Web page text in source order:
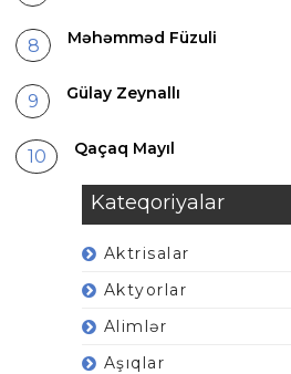
Məhəmməd Füzuli
Gülay Zeynallı
Qaçaq Mayıl
Kateqoriyalar
Aktrisalar
Aktyorlar
Alimlər
Aşıqlar